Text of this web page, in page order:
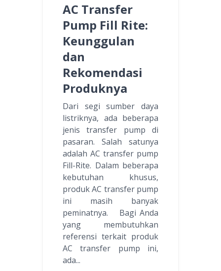
AC Transfer
Pump Fill Rite:
Keunggulan
dan
Rekomendasi
Produknya
Dari segi sumber daya
listriknya, ada beberapa
jenis transfer pump di
pasaran. Salah satunya
adalah AC transfer pump
Fill-Rite. Dalam beberapa
kebutuhan khusus,
produk AC transfer pump
ini masih banyak
peminatnya. Bagi Anda
yang membutuhkan
referensi terkait produk
AC transfer pump ini,
ada...